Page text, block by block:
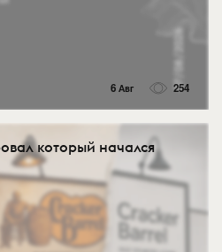
6 Авг 254
который начался